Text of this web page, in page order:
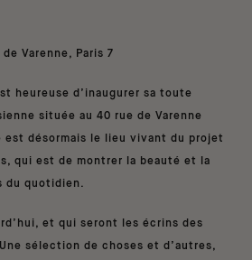
de Varenne, Paris 7
heureuse d’inaugurer sa toute
située au 40 rue de Varenne
est désormais le lieu vivant du projet
qui est de montrer la beauté et la
du quotidien.
et qui seront les écrins des
sélection de choses et d’autres,